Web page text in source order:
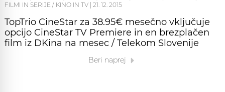
FILMI IN SERIJE / KINO IN TV 21. 12. 2015
TopTrio CineStar za 38.95€ mesečno vključuje
opcijo CineStar TV Premiere in en brezplačen
film iz DKina na mesec / Telekom Slovenije
Beri naprej